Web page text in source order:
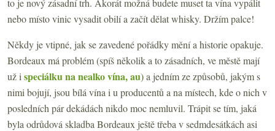
nebo místo vinic vysadit obilí a začít dělat whisky. Držím palce!
Někdy je vtipné, jak se zavedené pořádky mění a historie opakuje.
Bordeaux má problém (spíš několik a to zásadních, ve městě mají
už i speciálku na nealko vína, au) a jedním ze způsobů, jakým s
nimi bojují, jsou bílá vína i u producentů a na místech, kde o nich v
posledních pár dekádách nikdo moc nemluvil. Trápit se tím, jaká
byla odrůdová skladba Bordeaux ještě třeba v sedmdesátkách asi